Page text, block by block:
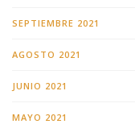
SEPTIEMBRE 2021
AGOSTO 2021
JUNIO 2021
MAYO 2021